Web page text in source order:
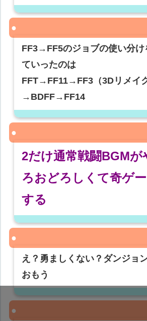
FF3→FF5のジョブの使い分け
ていったのは
FFT→FF11→FF3（3Dリメイク
→BDFF→FF14
2だけ通常戦闘BGM
ろおどろしくて奇ゲ
する
え？勇ましくない？ダンジョ
おもう